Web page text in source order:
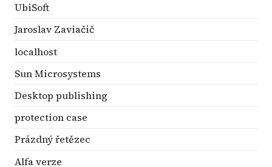
UbiSoft
Jaroslav Zaviačič
localhost
Sun Microsystems
Desktop publishing
protection case
Prázdný řetězec
Alfa verze